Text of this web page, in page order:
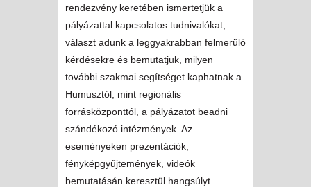
rendezvény keretében ismertetjük a
pályázattal kapcsolatos tudnivalókat,
választ adunk a leggyakrabban felmerülő
kérdésekre és bemutatjuk, milyen
további szakmai segítséget kaphatnak a
Humusztól, mint regionális
forrásközponttól, a pályázatot beadni
szándékozó intézmények. Az
eseményeken prezentációk,
fényképgyűjtemények, videók
bemutatásán keresztül hangsúlyt